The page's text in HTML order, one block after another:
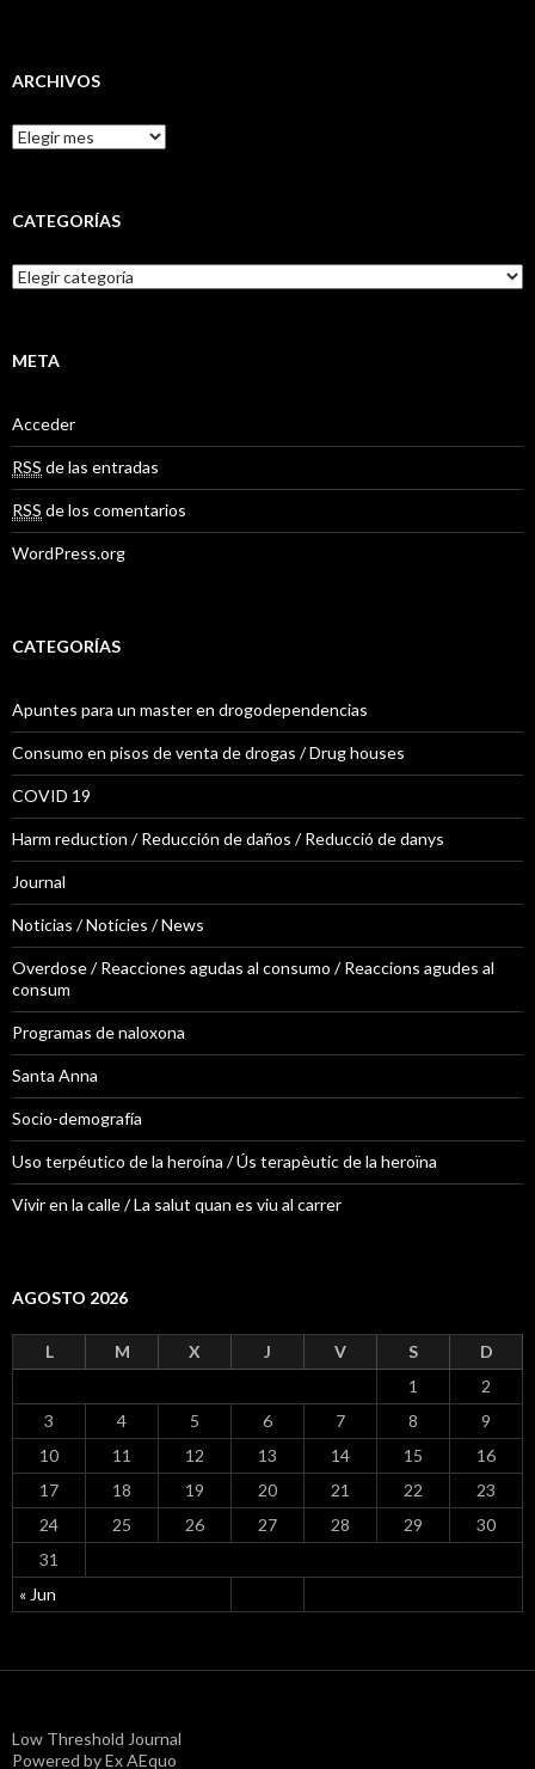
ARCHIVOS
A
r
i
o
s
CATEGORÍAS
C
a
g
í
a
s
META
Acceder
RSS de las entradas
RSS de los comentarios
WordPress.org
CATEGORÍAS
Apuntes para un master en drogodependencias
Consumo en pisos de venta de drogas / Drug houses
COVID 19
Harm reduction / Reducción de daños / Reducció de danys
Journal
Noticias / Notícies / News
Overdose / Reacciones agudas al consumo / Reaccions agudes al
consum
Programas de naloxona
Santa Anna
Socio-demografía
Uso terpéutico de la heroína / Ús terapèutic de la heroïna
Vivir en la calle / La salut quan es viu al carrer
AGOSTO 2026
L M X J V S D
« Jun
1
2
3
4 5 6 7 8
9
10
11 12 13 14 15
16
17
18 19 20 21 22
23
24
25 26 27 28 29
30
31
Low Threshold Journal
Powered by Ex AEquo